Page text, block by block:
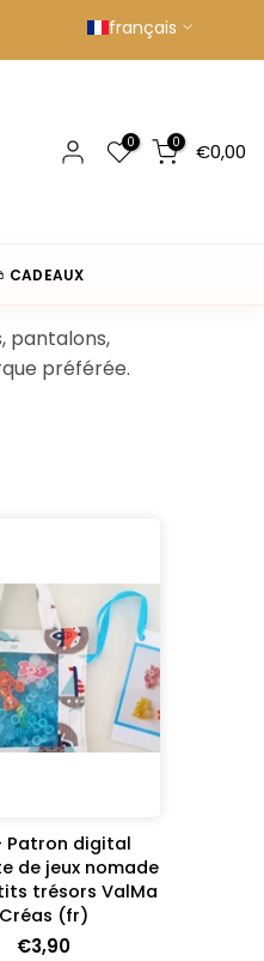
français
0 0 €0,00
CADEAUX
pantalons,
préférée.
Patron digital
de jeux nomade
trésors ValMa
Créas (fr)
€3,90